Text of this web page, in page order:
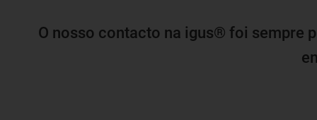
O nosso contacto na igus® foi sempre